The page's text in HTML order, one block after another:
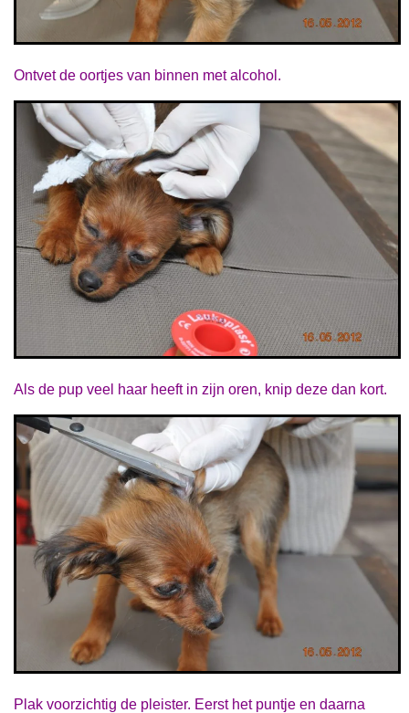
Ontvet de oortjes van binnen met alcohol.
Als de pup veel haar heeft in zijn oren, knip deze dan kort.
Plak voorzichtig de pleister. Eerst het puntje en daarna